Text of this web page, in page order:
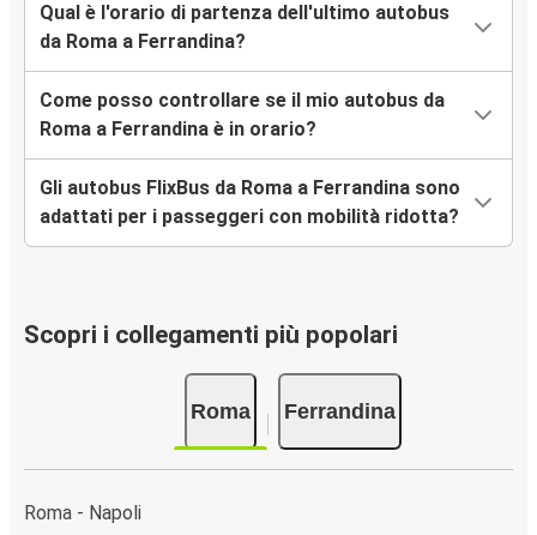
Qual è l'orario di partenza dell'ultimo autobus
da Roma a Ferrandina?
Come posso controllare se il mio autobus da
Roma a Ferrandina è in orario?
Gli autobus FlixBus da Roma a Ferrandina sono
adattati per i passeggeri con mobilità ridotta?
Scopri i collegamenti più popolari
Roma Ferrandina
Roma - Napoli